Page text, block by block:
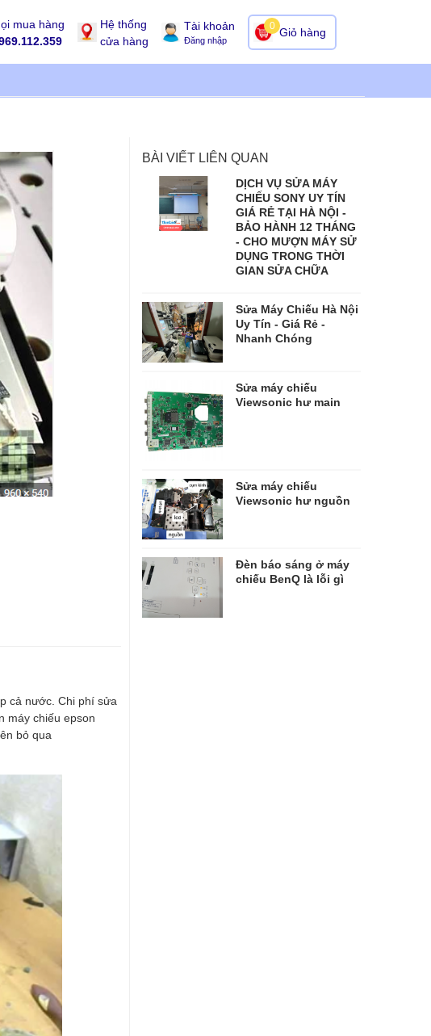
mua hàng
Hệ thống
cửa hàng
Tài khoản
Đăng nhập
Giỏ hàng
0
cả nước. Chi phí sửa
máy chiếu epson
bỏ qua
BÀI VIẾT LIÊN QUAN
DỊCH VỤ SỬA MÁY
CHIẾU SONY UY TÍN
GIÁ RẺ TẠI HÀ NỘI -
BẢO HÀNH 12 THÁNG
- CHO MƯỢN MÁY SỬ
DỤNG TRONG THỜI
GIAN SỬA CHỮA
Sửa Máy Chiếu Hà Nội
Uy Tín - Giá Rẻ -
Nhanh Chóng
Sửa máy chiếu
Viewsonic hư main
Sửa máy chiếu
Viewsonic hư nguồn
Đèn báo sáng ở máy
chiếu BenQ là lỗi gì